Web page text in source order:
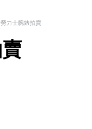
勞力士腕錶拍賣